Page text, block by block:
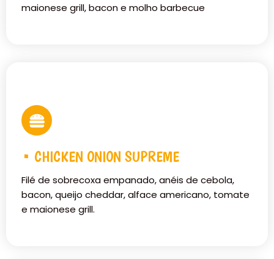
maionese grill, bacon e molho barbecue
• CHICKEN ONION SUPREME
Filé de sobrecoxa empanado, anéis de cebola,
bacon, queijo cheddar, alface americano, tomate
e maionese grill.